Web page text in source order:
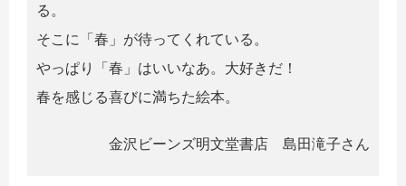
る。
そこに「春」が待ってくれている。
やっぱり「春」はいいなあ。大好きだ！
春を感じる喜びに満ちた絵本。
金沢ビーンズ明文堂書店 島田滝子さん